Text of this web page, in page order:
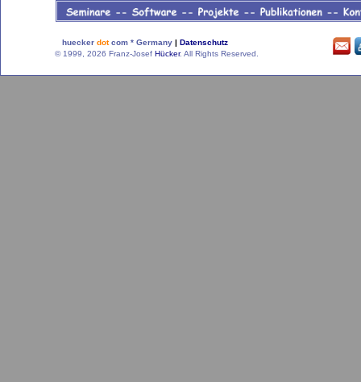
huecker dotcom * Germany | Datenschutz
© 1999, 2026 Franz-Josef Hücker. All Rights Reserved.